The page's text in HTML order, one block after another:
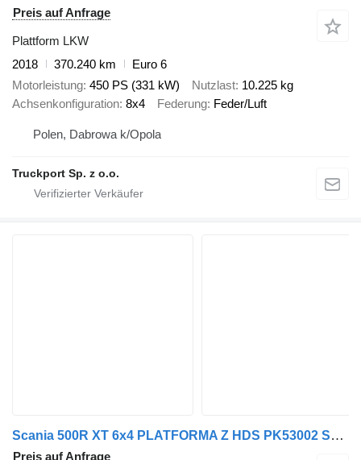
Preis auf Anfrage
Plattform LKW
2018
370.240 km
Euro 6
Motorleistung 450 PS (331 kW) Nutzlast 10.225 kg
Achsenkonfiguration 8x4 Federung Feder/Luft
Polen, Dabrowa k/Opola
Truckport Sp. z o.o.
Scania 500R XT 6x4 PLATFORMA Z HDS PK53002 SH + PRZYCZEPA
Preis auf Anfrage